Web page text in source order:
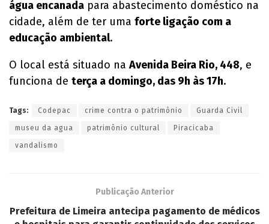
água encanada para abastecimento doméstico na
cidade, além de ter uma forte ligação com a
educação ambiental.
O local está situado naAvenida Beira Rio, 448, e
funciona de terça a domingo, das 9h às 17h.
Tags: Codepac crime contra o patrimônio Guarda Civil
museu da agua patrimônio cultural Piracicaba
vandalismo
Publicação Anterior
Prefeitura de Limeira antecipa pagamento de médicos